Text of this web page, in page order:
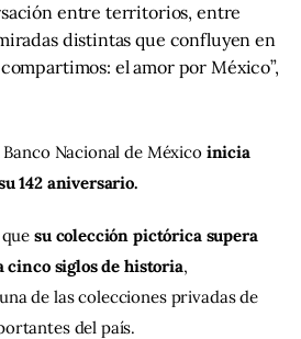
entre territorios, entre
distintas que confluyen en
el amor por México”,
Nacional de México inicia
142 aniversario.
su colección pictórica supera
cinco siglos de historia,
de las colecciones privadas de
del país.